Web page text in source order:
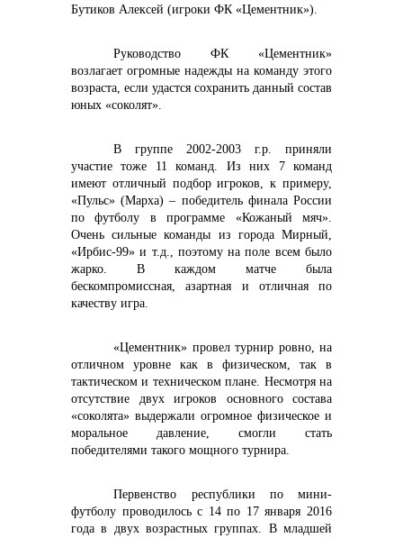
info@vostokcement.ru
Бутиков Алексей (игроки ФК «Цементник»).
Руководство ФК «Цементник»
возлагает огромные надежды на команду этого
возраста, если удастся сохранить данный состав
юных «соколят».
В группе 2002-2003 г.р. приняли
участие тоже 11 команд. Из них 7 команд
имеют отличный подбор игроков, к примеру,
«Пульс» (Марха) – победитель финала России
по футболу в программе «Кожаный мяч».
Очень сильные команды из города Мирный,
«Ирбис-99» и т.д., поэтому на поле всем было
жарко. В каждом матче была
бескомпромиссная, азартная и отличная по
качеству игра.
«Цементник» провел турнир ровно, на
отличном уровне как в физическом, так в
тактическом и техническом плане. Несмотря на
отсутствие двух игроков основного состава
«соколята» выдержали огромное физическое и
моральное давление, смогли стать
победителями такого мощного турнира.
Первенство республики по мини-
футболу проводилось с 14 по 17 января 2016
года в двух возрастных группах. В младшей